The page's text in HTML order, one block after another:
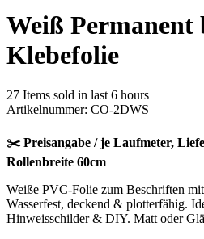
Weiß Permanent
Klebefolie
27 Items sold in last 6 hours
Artikelnummer: CO-2DWS
✂️ Preisangabe / je Laufmeter,
Rollenbreite 60cm
Weiße PVC-Folie zum Beschriften
Wasserfest, deckend & plotterfähig.
Hinweisschilder & DIY. Matt oder